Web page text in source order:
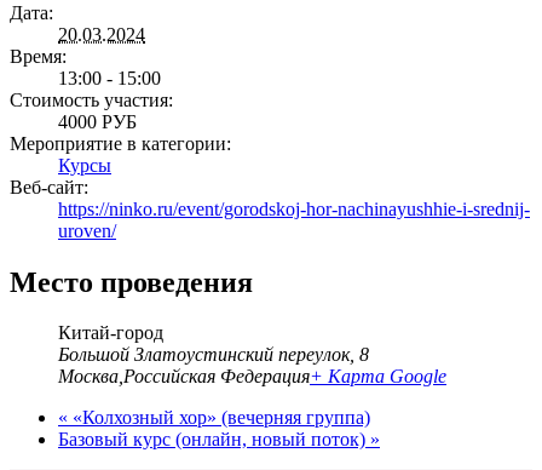
Дата:
20.03.2024
Время:
13:00 - 15:00
Стоимость участия:
4000 РУБ
Мероприятие в категории:
Курсы
Веб-сайт:
https://ninko.ru/event/gorodskoj-hor-nachinayushhie-i-srednij-
uroven/
Место проведения
Китай-город
Большой Златоустинский переулок, 8
Москва,Российская Федерация+ Карта Google
« «Колхозный хор» (вечерняя группа)
Базовый курс (онлайн, новый поток) »